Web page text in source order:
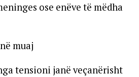
ose enëve të mëdha
muaj
tensioni janë veçanërisht